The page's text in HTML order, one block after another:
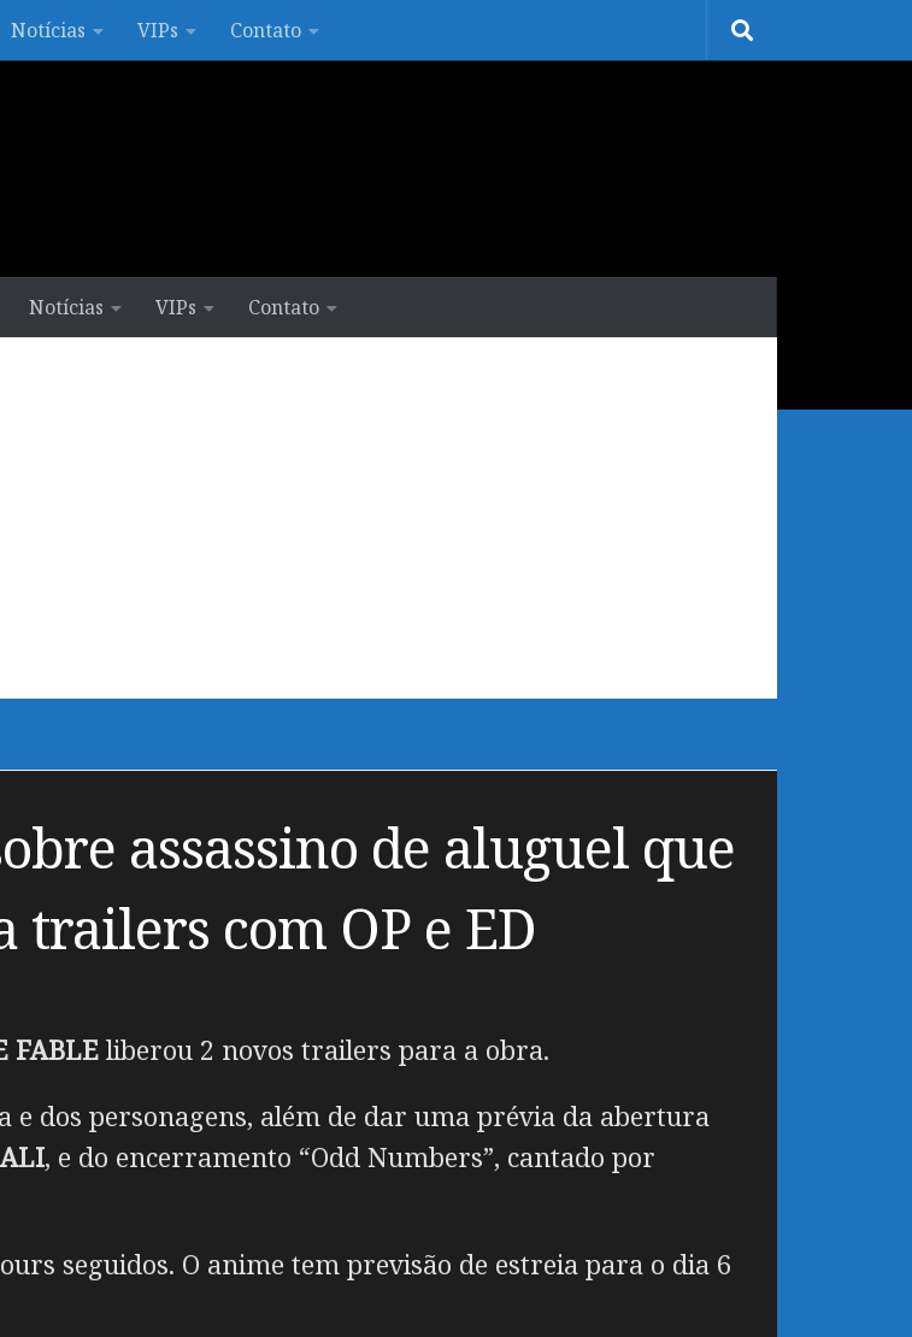
Notícias VIPs Contato
Notícias VIPs Contato
assassino de aluguel que
com OP e ED
FABLE liberou 2 novos trailers para a obra.
e dos personagens, além de dar uma prévia da abertura
ALI, e do encerramento “Odd Numbers”, cantado por
seguidos. O anime tem previsão de estreia para o dia 6